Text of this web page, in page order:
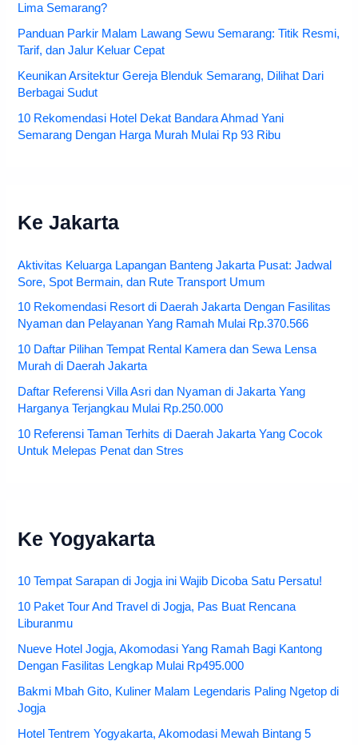
Lima Semarang?
Panduan Parkir Malam Lawang Sewu Semarang: Titik Resmi,
Tarif, dan Jalur Keluar Cepat
Keunikan Arsitektur Gereja Blenduk Semarang, Dilihat Dari
Berbagai Sudut
10 Rekomendasi Hotel Dekat Bandara Ahmad Yani
Semarang Dengan Harga Murah Mulai Rp 93 Ribu
Ke Jakarta
Aktivitas Keluarga Lapangan Banteng Jakarta Pusat: Jadwal
Sore, Spot Bermain, dan Rute Transport Umum
10 Rekomendasi Resort di Daerah Jakarta Dengan Fasilitas
Nyaman dan Pelayanan Yang Ramah Mulai Rp.370.566
10 Daftar Pilihan Tempat Rental Kamera dan Sewa Lensa
Murah di Daerah Jakarta
Daftar Referensi Villa Asri dan Nyaman di Jakarta Yang
Harganya Terjangkau Mulai Rp.250.000
10 Referensi Taman Terhits di Daerah Jakarta Yang Cocok
Untuk Melepas Penat dan Stres
Ke Yogyakarta
10 Tempat Sarapan di Jogja ini Wajib Dicoba Satu Persatu!
10 Paket Tour And Travel di Jogja, Pas Buat Rencana
Liburanmu
Nueve Hotel Jogja, Akomodasi Yang Ramah Bagi Kantong
Dengan Fasilitas Lengkap Mulai Rp495.000
Bakmi Mbah Gito, Kuliner Malam Legendaris Paling Ngetop di
Jogja
Hotel Tentrem Yogyakarta, Akomodasi Mewah Bintang 5